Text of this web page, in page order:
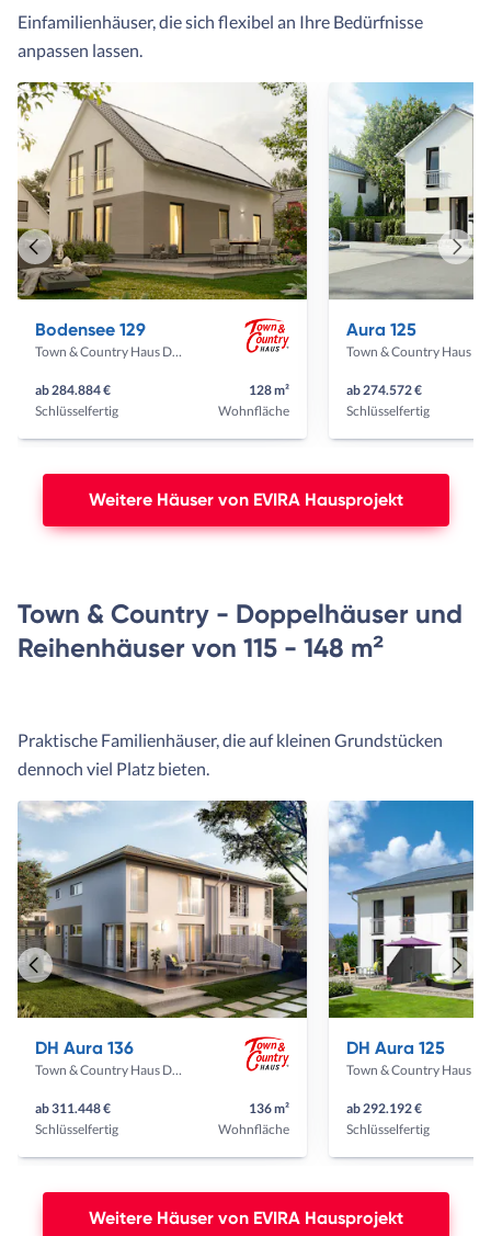
Einfamilienhäuser, die sich flexibel an Ihre Bedürfnisse
anpassen lassen.
Bodensee 129
Town & Country Haus Deutschland
ab 284.884 €
Schlüsselfertig
128 m²
Wohnfläche
Aura 125
ab 274.572 €
Schlüsselfertig
Vorheriges
Haus
Haus
Weitere Häuser von EVIRA Hausprojekt
Town & Country - Doppelhäuser und
Reihenhäuser von 115 - 148 m²
Praktische Familienhäuser, die auf kleinen Grundstücken
dennoch viel Platz bieten.
DH Aura 136
Town & Country Haus Deutschland
ab 311.448 €
Schlüsselfertig
136 m²
Wohnfläche
DH Aura 125
ab 292.192 €
Schlüsselfertig
Vorheriges
Haus
Haus
Weitere Häuser von EVIRA Hausprojekt